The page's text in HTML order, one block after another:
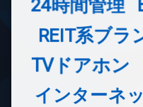
24時間管理
REIT系ブラ
TVドアホン
インターネ